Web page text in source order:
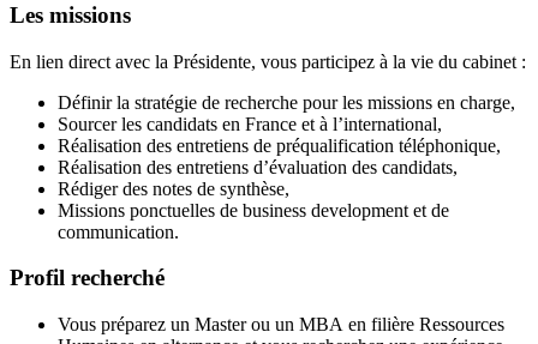
Les missions
En lien direct avec la Présidente, vous participez à la vie du cabinet :
Définir la stratégie de recherche pour les missions en charge,
Sourcer les candidats en France et à l’international,
Réalisation des entretiens de préqualification téléphonique,
Réalisation des entretiens d’évaluation des candidats,
Rédiger des notes de synthèse,
Missions ponctuelles de business development et de
communication.
Profil recherché
Vous préparez un Master ou un MBA en filière Ressources